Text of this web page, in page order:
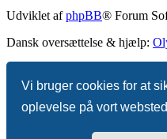
Vi bruger cookies for at
oplevelse på vort
Udviklet afphpBB® Forum
Dansk oversættelse & hjælp:
PRIVACY_LINK